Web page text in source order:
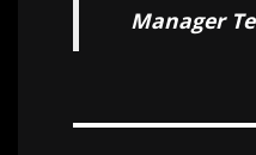
Manager